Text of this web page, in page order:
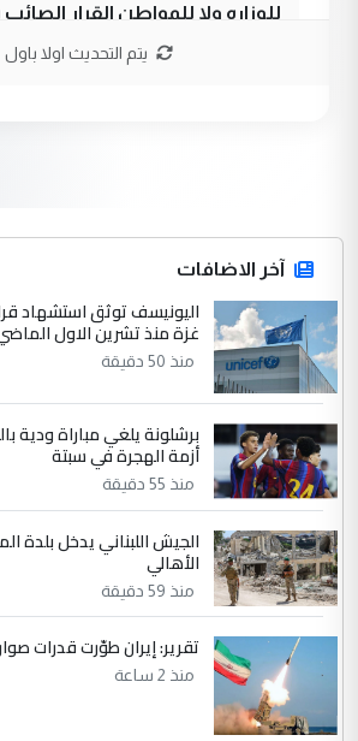
للوزاره ولا للمواطن القرار
جنسية الرافد الثالث للعراق
ابا فرات ...
الموضوع :
الجواهري يرد على
مضجعيك يابن الزنا (نص كامل)
سردار
التعليق : واحد من عصابة علي
جنسية الرافد الثالث للعراق ومن
ابا فرات ...
الموضوع :
الجواهري يرد على
مضجعيك يابن الزنا (نص كامل)
التعليق : تحياتي لك استاذ
دقيق ومسؤول؛ فالاستثمار
وثروات البلد يعتمد على الكفاءة ...
يتم التحديث اولا باول
آخر الاضافات
غزة منذ تشرين الاول
منذ 50 دقيقة
برشلونة يلغي مباراة ودية
أزمة الهجرة في سبتة
منذ 55 دقيقة
الجيش اللبناني يدخل بلدة
الأهالي
منذ 59 دقيقة
تقرير: إيران طوّرت قدرات
منذ 2 ساعة